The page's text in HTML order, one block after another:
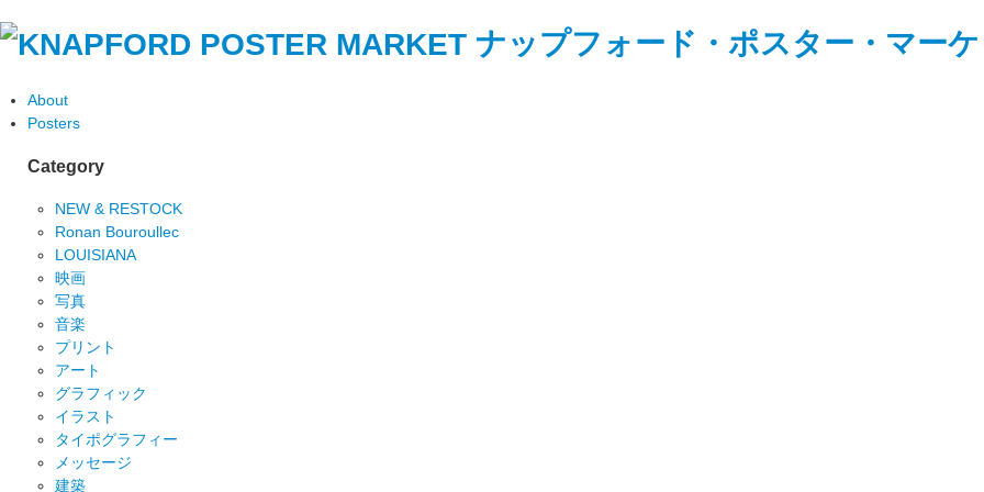
ナップフォード・ポスター・マー
About
Posters
Category
NEW & RESTOCK
Ronan Bouroullec
LOUISIANA
映画
写真
音楽
プリント
アート
グラフィック
イラスト
タイポグラフィー
メッセージ
建築